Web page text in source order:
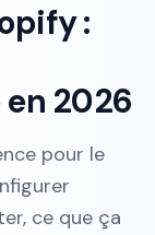
:
2026
pour le
ce que ça